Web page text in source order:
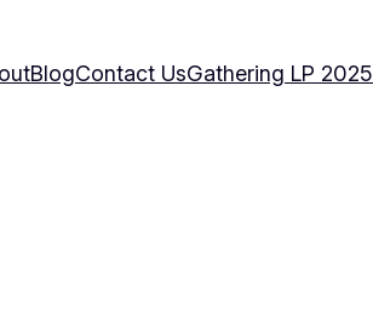
BlogContact UsGathering LP 2025